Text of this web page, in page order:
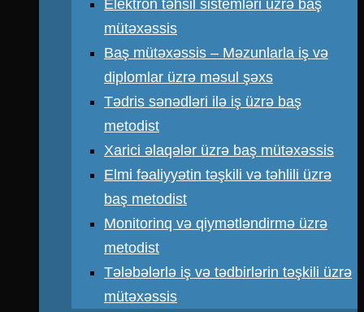
Elektron təhsil sistemləri üzrə baş
mütəxəssis
Baş mütəxəssis – Məzunlarla iş və
diplomlar üzrə məsul şəxs
Tədris sənədləri ilə iş üzrə baş
metodist
Xarici əlaqələr üzrə baş mütəxəssis
Elmi fəaliyyətin təşkili və təhlili üzrə
baş metodist
Monitorinq və qiymətləndirmə üzrə
metodist
Tələbələrlə iş və tədbirlərin təşkili üzrə
mütəxəssis